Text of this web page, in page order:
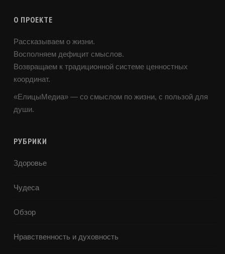
О ПРОЕКТЕ
Рассказываем о жизни.
Восполняем дефицит смыслов.
Возвращаем к традиционной системе ценностных
координат.
«ЕлицыМедиа» — со смыслом по жизни, с пользой для
души.
РУБРИКИ
Здоровье
Чудеса
Обзор
Нравственность и духовность